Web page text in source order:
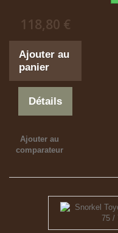
118,80 €
Ajouter au
panier
Détails
Ajouter au
comparateur